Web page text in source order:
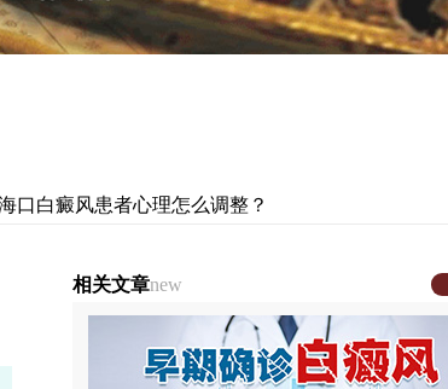
口白癜风患者心理怎么调整？
相关文章new